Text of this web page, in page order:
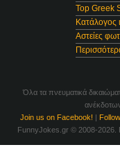
Top Greek
Κατάλογος
Αστείες
Όλα τα πνευματικά
Join us on Facebook! |
FunnyJokes.gr © 2008-2026.